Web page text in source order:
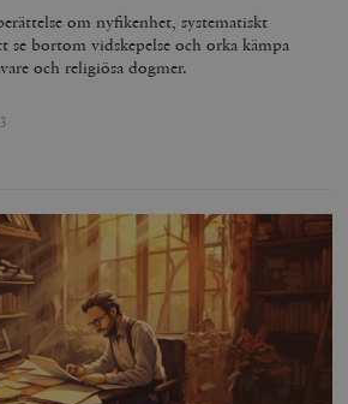
om nyfikenhet, systematiskt
se bortom vidskepelse och orka kämpa
och religiösa dogmer.